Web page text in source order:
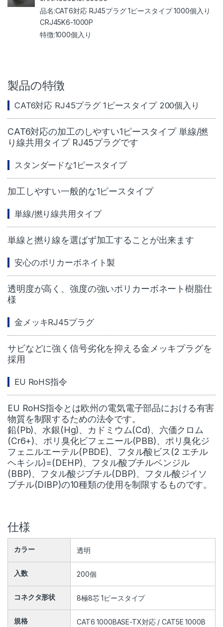
CAT6対応 RJ45プラグ 1ピースタイプ 1000個入り
CRJ45K6-1000P
1000個入り
製品の特徴
CAT6対応 RJ45プラグ 1ピースタイプ 200個入り
CAT6対応の加工のしやすい1ピースタイプ 単線/撚
り線共用タイプ RJ45プラグです
スタンダードな1ピースタイプ
加工しやすい一般的な1ピースタイプ
単線/撚り線共用タイプ
単線と撚り線を選ばず加工することが出来ます
安心のポリカーボネイト製
透明度が高く、強度の強いポリカーボネート樹脂仕
様
金メッキRJ45プラグ
サビなどに強く信号劣化を抑える金メッキプラグを
採用
EU RoHS指令
EU RoHS指令とは欧州の電気電子部品における有害
物質を制限するための法令です。
鉛(Pb)、水銀(Hg)、カドミウム(Cd)、六価クロム
(Cr6+)、ポリ臭化ビフェニール(PBB)、ポリ臭化ジ
フェニルエーテル(PBDE)、フタル酸ビス(2 エチル
ヘキシル)=(DEHP)、フタル酸ブチルベンジル
(BBP)、フタル酸ジブチル(DBP)、フタル酸ジイソ
ブチル(DIBP)の10種類の使用を制限するものです。
仕様
カラー 透明
入数 200個
コネクタ形状 8極8芯 1ピースタイプ
規格
CAT6 1000BASE-TX対応 / CAT5E 1000B